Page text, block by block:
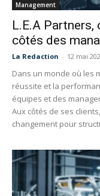
Management
L.E.A
côtés des
La Redaction - 12 mai
Dans un monde où les
réussite et la
équipes et des
Aux côtés de ses
changement pour